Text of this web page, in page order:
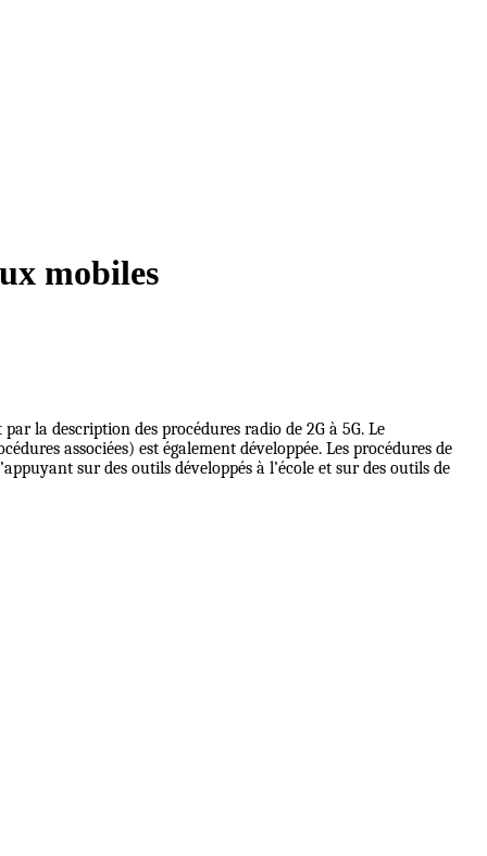
mobiles
la description des procédures radio de 2G à 5G. Le
associées) est également développée. Les procédures de
sur des outils développés à l’école et sur des outils de